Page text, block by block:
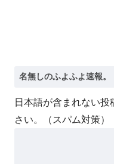
日本語が含まれない
さい。（スパム対策）